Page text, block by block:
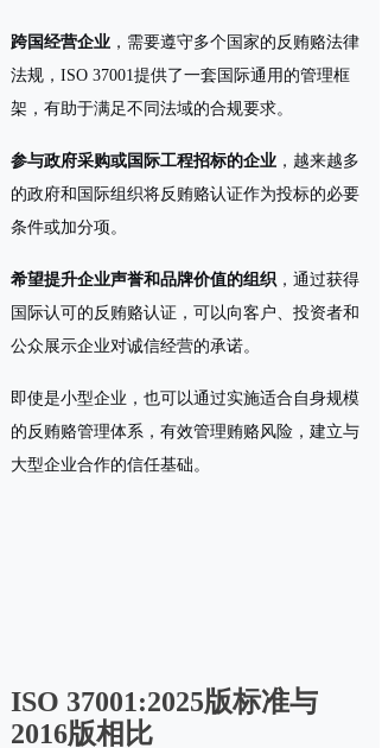
跨国经营企业 ，需要遵守多个国家的反贿赂法律
法规，ISO 37001提供了一套国际通用的管理框
架，有助于满足不同法域的合规要求。
参与政府采购或国际工程招标的企业 ，越来越多
的政府和国际组织将反贿赂认证作为投标的必要
条件或加分项。
希望提升企业声誉和品牌价值的组织 ，通过获得
国际认可的反贿赂认证，可以向客户、投资者和
公众展示企业对诚信经营的承诺。
即使是小型企业，也可以通过实施适合自身规模
的反贿赂管理体系，有效管理贿赂风险，建立与
大型企业合作的信任基础。
ISO 37001:2025版标准与
2016版相比